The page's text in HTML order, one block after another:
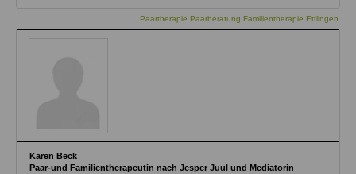
Paartherapie Paarberatung Familientherapie Ettlingen
Karen Beck
Paar-und Familientherapeutin nach Jesper Juul und Mediatorin